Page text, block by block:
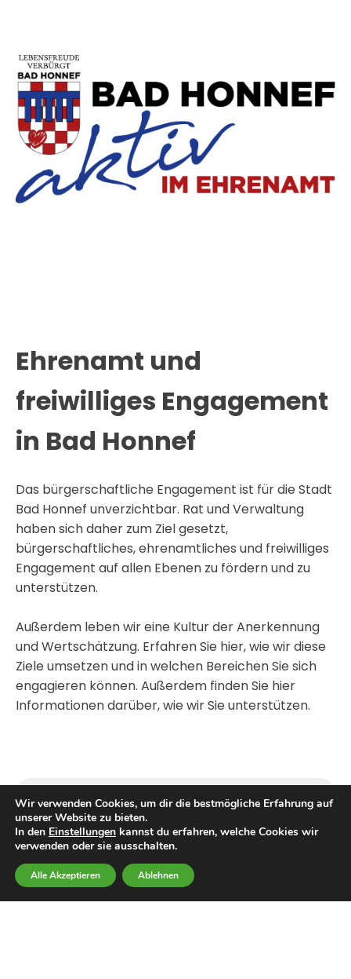
Ehrenamt und
freiwilliges Engagement
in Bad Honnef
Das bürgerschaftliche Engagement ist für die Stadt
Bad Honnef unverzichtbar. Rat und Verwaltung
haben sich daher zum Ziel gesetzt,
bürgerschaftliches, ehrenamtliches und freiwilliges
Engagement auf allen Ebenen zu fördern und zu
unterstützen.
Außerdem leben wir eine Kultur der Anerkennung
und Wertschätzung. Erfahren Sie hier, wie wir diese
Ziele umsetzen und in welchen Bereichen Sie sich
engagieren können. Außerdem finden Sie hier
Informationen darüber, wie wir Sie unterstützen.
Kontaktdaten
Wir verwenden Cookies, um dir die bestmögliche Erfahrung auf
unserer Website zu bieten.
In den Einstellungen kannst du erfahren, welche Cookies wir
verwenden oder sie ausschalten.
Alle Akzeptieren Ablehnen